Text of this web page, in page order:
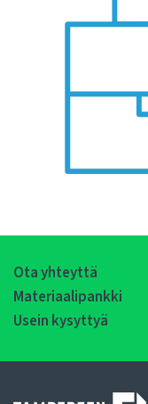
Ota yhteyttä
Materiaalipankki
Usein kysyttyä